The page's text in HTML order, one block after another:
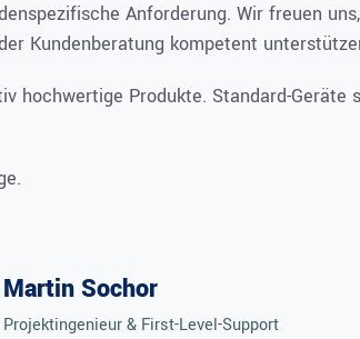
Anforderung. Wir freuen
Kundenberatung kompetent
hochwertige Produkte. Standard-Geräte
Martin Sochor
Projektingenieur & First-Level-Support